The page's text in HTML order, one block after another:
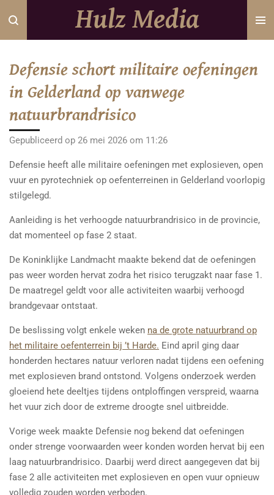
Ga
direct
hoofdinhoud
Hulz Media
Defensie schort militaire oefeningen
in Gelderland op vanwege
natuurbrandrisico
Gepubliceerd op 26 mei 2026 om 11:26
Defensie heeft alle militaire oefeningen met explosieven, open
vuur en pyrotechniek op oefenterreinen in Gelderland voorlopig
stilgelegd.
Aanleiding is het verhoogde natuurbrandrisico in de provincie,
dat momenteel op fase 2 staat.
De Koninklijke Landmacht maakte bekend dat de oefeningen
pas weer worden hervat zodra het risico terugzakt naar fase 1.
De maatregel geldt voor alle activiteiten waarbij verhoogd
brandgevaar ontstaat.
De beslissing volgt enkele weken na de grote natuurbrand op
het militaire oefenterrein bij ’t Harde. Eind april ging daar
honderden hectares natuur verloren nadat tijdens een oefening
met explosieven brand ontstond. Volgens onderzoek werden
gloeiend hete deeltjes tijdens ontploffingen verspreid, waarna
het vuur zich door de extreme droogte snel uitbreidde.
Vorige week maakte Defensie nog bekend dat oefeningen
onder strenge voorwaarden weer konden worden hervat bij een
laag natuurbrandrisico. Daarbij werd direct aangegeven dat bij
fase 2 alle activiteiten met explosieven en open vuur opnieuw
volledig zouden worden verboden.